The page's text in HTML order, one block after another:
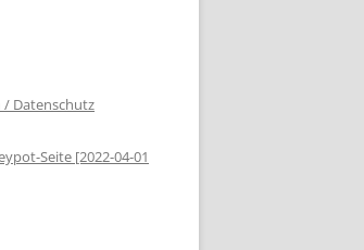
/ Datenschutz
Seite [2022-04-01